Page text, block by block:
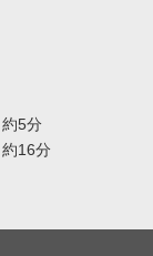
5分
約16分